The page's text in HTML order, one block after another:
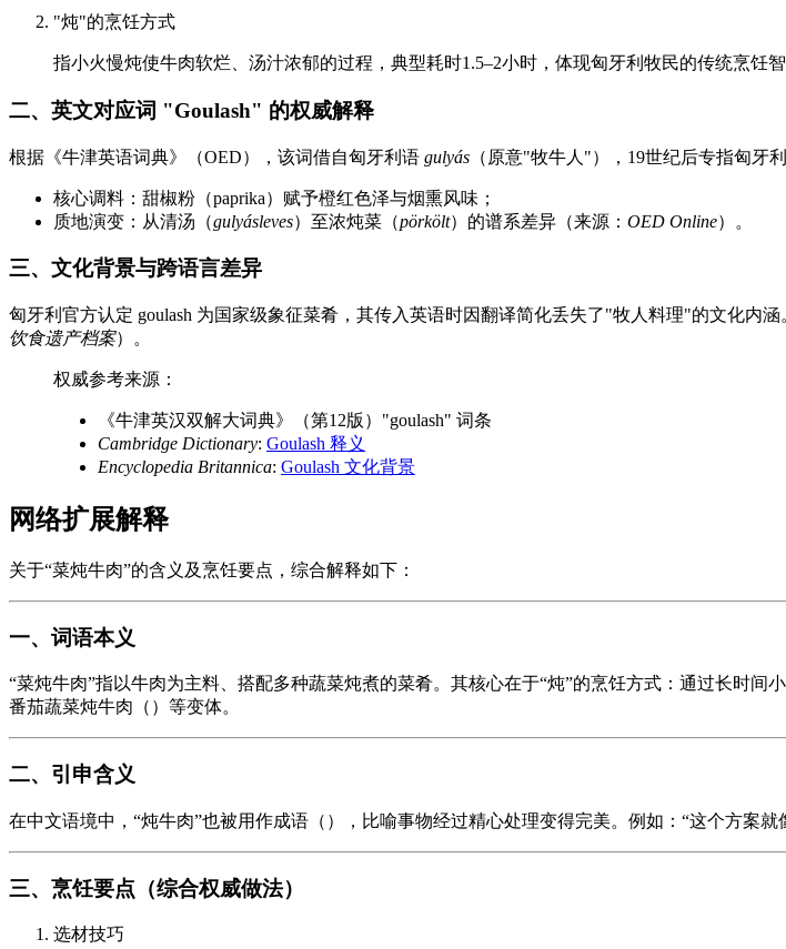
"炖"的烹饪方式
指小火慢炖使牛肉软烂、汤汁浓郁的过程，典型耗时1.5–2小时，体现匈牙利牧民的传统烹饪智
二、英文对应词 "Goulash" 的权威解释
根据《牛津英语词典》（OED），该词借自匈牙利语 gulyás （原意"牧牛人"），19世纪后专指匈牙
核心调料：甜椒粉（paprika）赋予橙红色泽与烟熏风味；
质地演变：从清汤（gulyásleves）至浓炖菜（pörkölt）的谱系差异（来源： OED Online）。
三、文化背景与跨语言差异
匈牙利官方认定 goulash 为国家级象征菜肴，其传入英语时因翻译简化丢失了"牧人料理"的文化内
饮食遗产档案）。
权威参考来源：
《牛津英汉双解大词典》（第12版）"goulash" 词条
Cambridge Dictionary: Goulash 释义
Encyclopedia Britannica: Goulash 文化背景
网络扩展解释
关于“菜炖牛肉”的含义及烹饪要点，综合解释如下：
一、词语本义
“菜炖牛肉”指以牛肉为主料、搭配多种蔬菜炖煮的菜肴。其核心在于“炖”的烹饪方式：通过长时
番茄蔬菜炖牛肉（）等变体。
二、引申含义
在中文语境中，“炖牛肉”也被用作成语（），比喻事物经过精心处理变得完美。例如：“这个方案
三、烹饪要点（综合权威做法）
选材技巧